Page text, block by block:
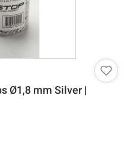
Ø1,8 mm Silver |